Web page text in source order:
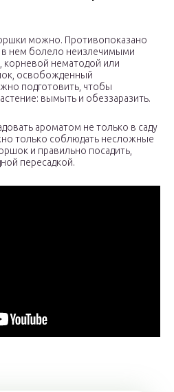
можно. Противопоказано
в нем болело неизлечимыми
корневой нематодой или
освобожденный
подготовить, чтобы
вымыть и обеззаразить.
ароматом не только в саду
только соблюдать несложные
и правильно посадить,
пересадкой.